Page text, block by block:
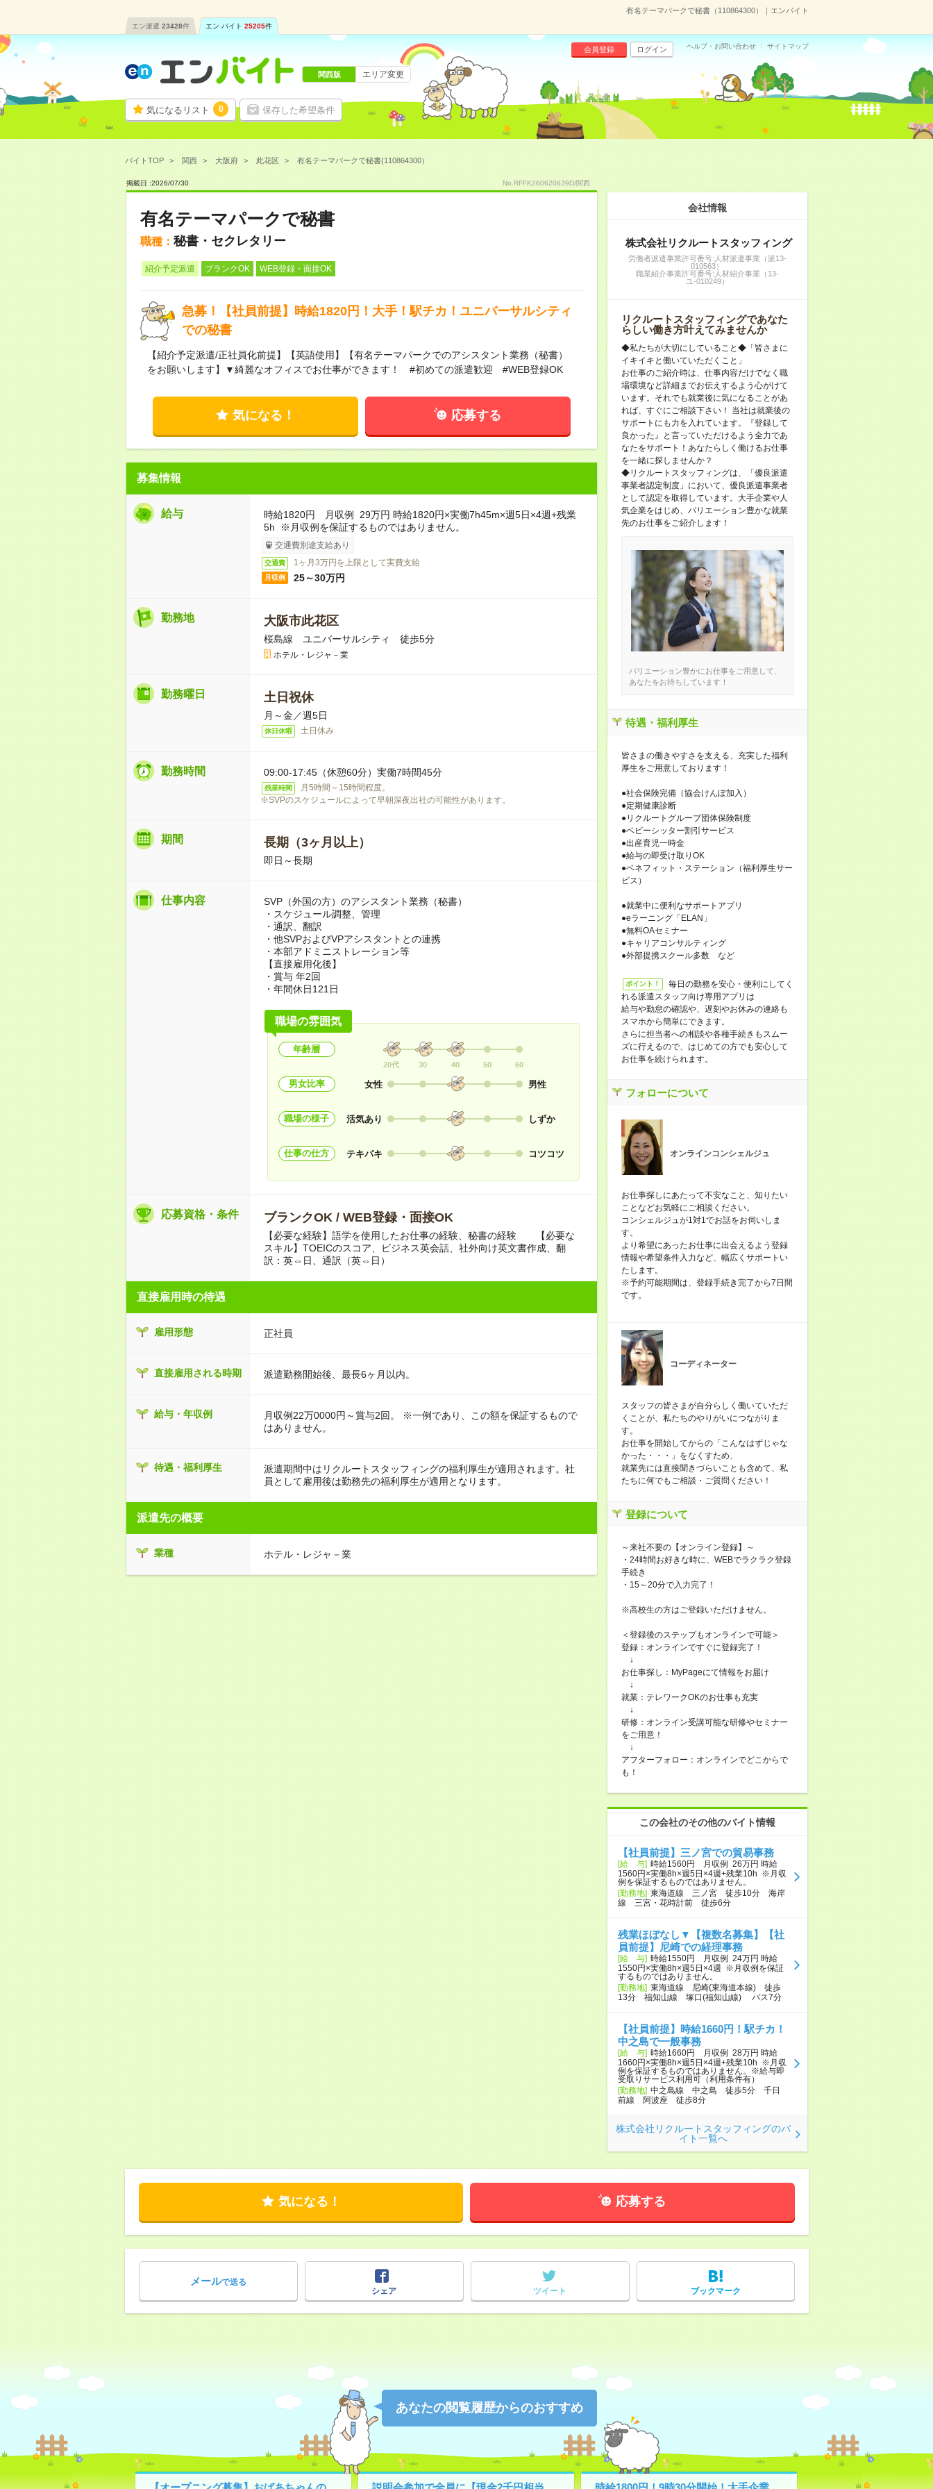
有名テーマパークで秘書（110864300）｜エンバイト
エン派遣 23428件 エン バイト 25205件
気になるリスト 0 保存した希望条件
会員登録 ログイン ヘルプ・お問い合わせ サイトマップ
関西版 エリア変更
バイトTOP 関西 大阪府 此花区 有名テーマパークで秘書(110864300）
掲載日 :2026/07/30 No.RFFK260620639D/関西
有名テーマパークで秘書
職種： 秘書・セクレタリー
紹介予定派遣 ブランクOK WEB登録・面接OK
急募！【社員前提】時給1820円！大手！駅チカ！ユニバーサルシティ
での秘書
【紹介予定派遣/正社員化前提】【英語使用】【有名テーマパークでのアシスタント業務（秘書）
をお願いします】▼綺麗なオフィスでお仕事ができます！ #初めての派遣歓迎 #WEB登録OK
気になる！ 応募する
募集情報
給与
時給1820円 月収例 29万円 時給1820円×実働7h45m×週5日×4週+残業
5h ※月収例を保証するものではありません。
交通費別途支給あり
交通費 1ヶ月3万円を上限として実費支給
月収例 25～30万円
勤務地 大阪市此花区
桜島線 ユニバーサルシティ 徒歩5分
ホテル・レジャ－業
勤務曜日 土日祝休
月～金／週5日
休日休暇 土日休み
勤務時間 09:00-17:45（休憩60分）実働7時間45分
残業時間
月5時間～15時間程度。
※SVPのスケジュールによって早朝深夜出社の可能性があります。
期間 長期（3ヶ月以上）
即日～長期
仕事内容
SVP（外国の方）のアシスタント業務（秘書）
・スケジュール調整、管理
・通訳、翻訳
・他SVPおよびVPアシスタントとの連携
・本部アドミニストレーション等
【直接雇用化後】
・賞与 年2回
・年間休日121日
職場の雰囲気
年齢層
20代 30 40 50 60
男女比率 女性 男性
職場の様子 活気あり しずか
仕事の仕方 テキパキ コツコツ
応募資格・条件 ブランクOK / WEB登録・面接OK
【必要な経験】語学を使用したお仕事の経験、秘書の経験 【必要な
スキル】TOEICのスコア、ビジネス英会話、社外向け英文書作成、翻
訳：英⇔日、通訳（英⇔日）
直接雇用時の待遇
雇用形態 正社員
直接雇用される時期 派遣勤務開始後、最長6ヶ月以内。
給与・年収例
月収例22万0000円～賞与2回。 ※一例であり、この額を保証するもので
はありません。
待遇・福利厚生
派遣期間中はリクルートスタッフィングの福利厚生が適用されます。社
員として雇用後は勤務先の福利厚生が適用となります。
派遣先の概要
業種 ホテル・レジャ－業
会社情報
株式会社リクルートスタッフィング
労働者派遣事業許可番号:人材派遣事業（派13-
010563）
職業紹介事業許可番号:人材紹介事業（13-
ユ-010249）
リクルートスタッフィングであなた
らしい働き方叶えてみませんか
◆私たちが大切にしていること◆「皆さまに
イキイキと働いていただくこと」
お仕事のご紹介時は、仕事内容だけでなく職
場環境など詳細までお伝えするよう心がけて
います。それでも就業後に気になることがあ
れば、すぐにご相談下さい！ 当社は就業後の
サポートにも力を入れています。『登録して
良かった』と言っていただけるよう全力であ
なたをサポート！あなたらしく働けるお仕事
を一緒に探しませんか？
◆リクルートスタッフィングは、「優良派遣
事業者認定制度」において、優良派遣事業者
として認定を取得しています。大手企業や人
気企業をはじめ、バリエーション豊かな就業
先のお仕事をご紹介します！
バリエーション豊かにお仕事をご用意して、
あなたをお待ちしています！
待遇・福利厚生
皆さまの働きやすさを支える、充実した福利
厚生をご用意しております！
●社会保険完備（協会けんぽ加入）
●定期健康診断
●リクルートグループ団体保険制度
●ベビーシッター割引サービス
●出産育児一時金
●給与の即受け取りOK
●ベネフィット・ステーション（福利厚生サー
ビス）
●就業中に便利なサポートアプリ
●eラーニング「ELAN」
●無料OAセミナー
●キャリアコンサルティング
●外部提携スクール多数 など
ポイント！
毎日の勤務を安心・便利にしてく
れる派遣スタッフ向け専用アプリは
給与や勤怠の確認や、遅刻やお休みの連絡も
スマホから簡単にできます。
さらに担当者への相談や各種手続きもスムー
ズに行えるので、はじめての方でも安心して
お仕事を続けられます。
フォローについて
オンラインコンシェルジュ
お仕事探しにあたって不安なこと、知りたい
ことなどお気軽にご相談ください。
コンシェルジュが1対1でお話をお伺いしま
す。
より希望にあったお仕事に出会えるよう登録
情報や希望条件入力など、幅広くサポートい
たします。
※予約可能期間は、登録手続き完了から7日間
です。
コーディネーター
スタッフの皆さまが自分らしく働いていただ
くことが、私たちのやりがいにつながりま
す。
お仕事を開始してからの「こんなはずじゃな
かった・・・」をなくすため、
就業先には直接聞きづらいことも含めて、私
たちに何でもご相談・ご質問ください！
登録について
～来社不要の【オンライン登録】～
・24時間お好きな時に、WEBでラクラク登録
手続き
・15～20分で入力完了！
※高校生の方はご登録いただけません。
＜登録後のステップもオンラインで可能＞
登録：オンラインですぐに登録完了！
↓
お仕事探し：MyPageにて情報をお届け
↓
就業：テレワークOKのお仕事も充実
↓
研修：オンライン受講可能な研修やセミナー
をご用意！
↓
アフターフォロー：オンラインでどこからで
も！
この会社のその他のバイト情報
【社員前提】三ノ宮での貿易事務
[給 与] 時給1560円 月収例 26万円 時給
1560円×実働8h×週5日×4週+残業10h ※月収
例を保証するものではありません。
[勤務地] 東海道線 三ノ宮 徒歩10分 海岸
線 三宮・花時計前 徒歩6分
残業ほぼなし▼【複数名募集】【社
員前提】尼崎での経理事務
[給 与] 時給1550円 月収例 24万円 時給
1550円×実働8h×週5日×4週 ※月収例を保証
するものではありません。
[勤務地] 東海道線 尼崎(東海道本線) 徒歩
13分 福知山線 塚口(福知山線) バス7分
【社員前提】時給1660円！駅チカ！
中之島で一般事務
[給 与] 時給1660円 月収例 28万円 時給
1660円×実働8h×週5日×4週+残業10h ※月収
例を保証するものではありません。※給与即
受取りサービス利用可（利用条件有）
[勤務地] 中之島線 中之島 徒歩5分 千日
前線 阿波座 徒歩8分
株式会社リクルートスタッフィングのバ
イト一覧へ
気になる！ 応募する
メールで送る
シェア
ツイート ブックマーク
あなたの閲覧履歴からのおすすめ